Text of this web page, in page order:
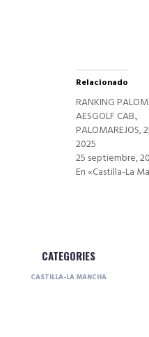
Relacionado
RANKING
AESGOLF CAB.,
PALOMAREJOS,
2025
25 septiembre,
En «Castilla-La
CATEGORIES
CASTILLA-LA MANCHA